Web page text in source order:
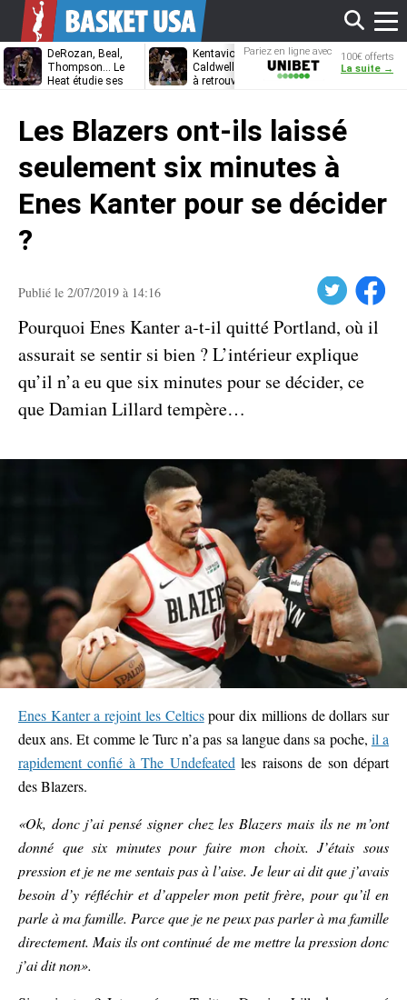
DeRozan, Beal,
Thompson… Le
Heat étudie ses
Kentavious
Caldwell-Pope prêt
à retrouver LeBron
Jonathan
Kuminga, le
Pariez en ligne avec
Unibet
100€ offerts
La suite →
Les Blazers ont-ils laissé
seulement six minutes à
Enes Kanter pour se décider
?
Publié le 2/07/2019 à 14:16 Facebook
Pourquoi Enes Kanter a-t-il quitté Portland, où il
assurait se sentir si bien ? L’intérieur explique
qu’il n’a eu que six minutes pour se décider, ce
que Damian Lillard tempère…
Enes Kanter a rejoint les Celticspour dix millions de dollars sur
deux ans. Et comme le Turc n’a pas sa langue dans sa poche, il a
rapidement confié à The Undefeated les raisons de son départ
des Blazers.
«Ok, donc j’ai pensé signer chez les Blazers mais ils ne m’ont
donné que six minutes pour faire mon choix. J’étais sous
pression et je ne me sentais pas à l’aise. Je leur ai dit que j’avais
besoin d’y réfléchir et d’appeler mon petit frère, pour qu’il en
parle à ma famille. Parce que je ne peux pas parler à ma famille
directement. Mais ils ont continué de me mettre la pression donc
j’ai dit non».